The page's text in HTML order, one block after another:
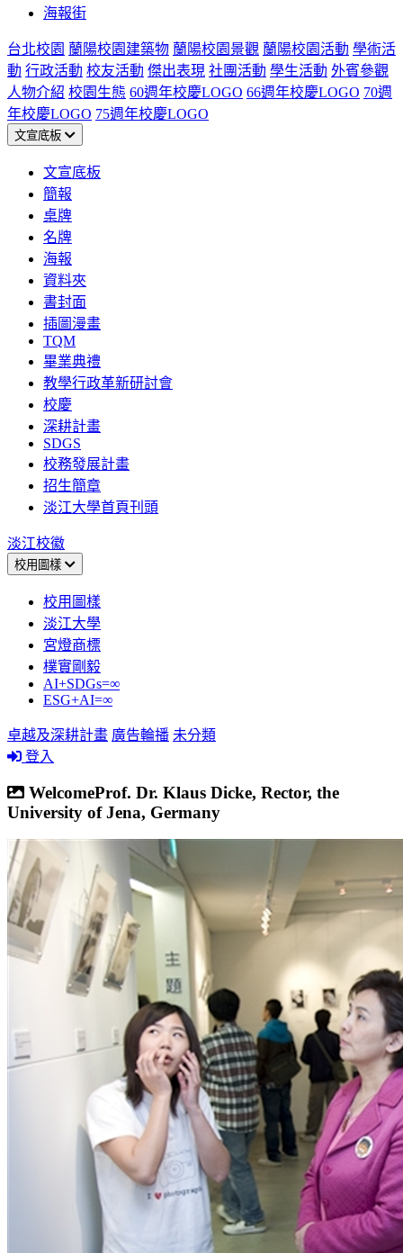
海報街
台北校園 蘭陽校園建築物 蘭陽校園景觀 蘭陽校園活動 學術活
動 行政活動 校友活動 傑出表現 社團活動 學生活動 外賓參觀
人物介紹 校園生態 60週年校慶LOGO 66週年校慶LOGO 70週
年校慶LOGO 75週年校慶LOGO
文宣底板
文宣底板
簡報
桌牌
名牌
海報
資料夾
書封面
插圖漫畫
TQM
畢業典禮
教學行政革新研討會
校慶
深耕計畫
SDGS
校務發展計畫
招生簡章
淡江大學首頁刊頭
淡江校徽
校用圖樣
校用圖樣
淡江大學
宮燈商標
樸實剛毅
AI+SDGs=∞
ESG+AI=∞
卓越及深耕計畫 廣告輪播 未分類
登入
WelcomeProf. Dr. Klaus Dicke, Rector, the
University of Jena, Germany